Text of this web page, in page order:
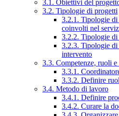
3.1. Obiettivi del
3.2. Tipologie di progetti
3.2.1. Tipologie di
coinvolti nel
3.2.2. Tipologie di
3.2.3. Tipologie di
intervento
3.3. Competenze, ruoli
3.3.1.
3.3.2. Definire
3.4. Metodo di lavoro
3.4.1. Definire
3.4.2. Curare la